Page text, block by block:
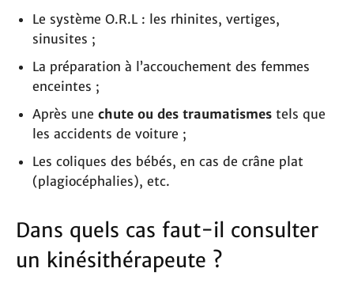
Le système O.R.L : les rhinites, vertiges,
sinusites ;
La préparation à l’accouchement des femmes
enceintes ;
Après une chute ou des traumatismes tels que
les accidents de voiture ;
Les coliques des bébés, en cas de crâne plat
(plagiocéphalies), etc.
Dans quels cas faut-il consulter
un kinésithérapeute ?